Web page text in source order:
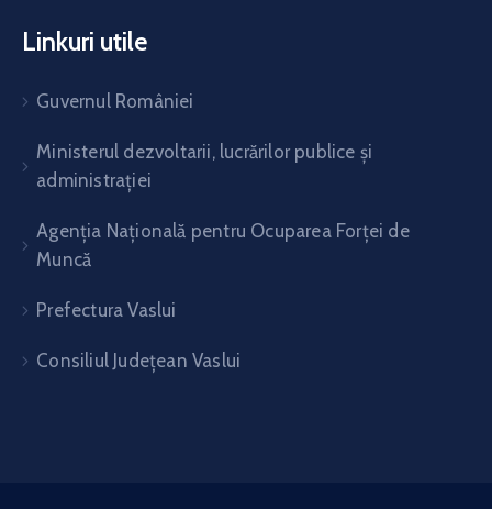
Linkuri utile
Guvernul României
Ministerul dezvoltarii, lucrărilor publice și
administrației
Agenția Națională pentru Ocuparea Forței de
Muncă
Prefectura Vaslui
Consiliul Județean Vaslui